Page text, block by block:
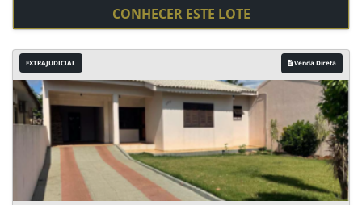
CONHECER ESTE LOTE
EXTRAJUDICIAL Venda Direta